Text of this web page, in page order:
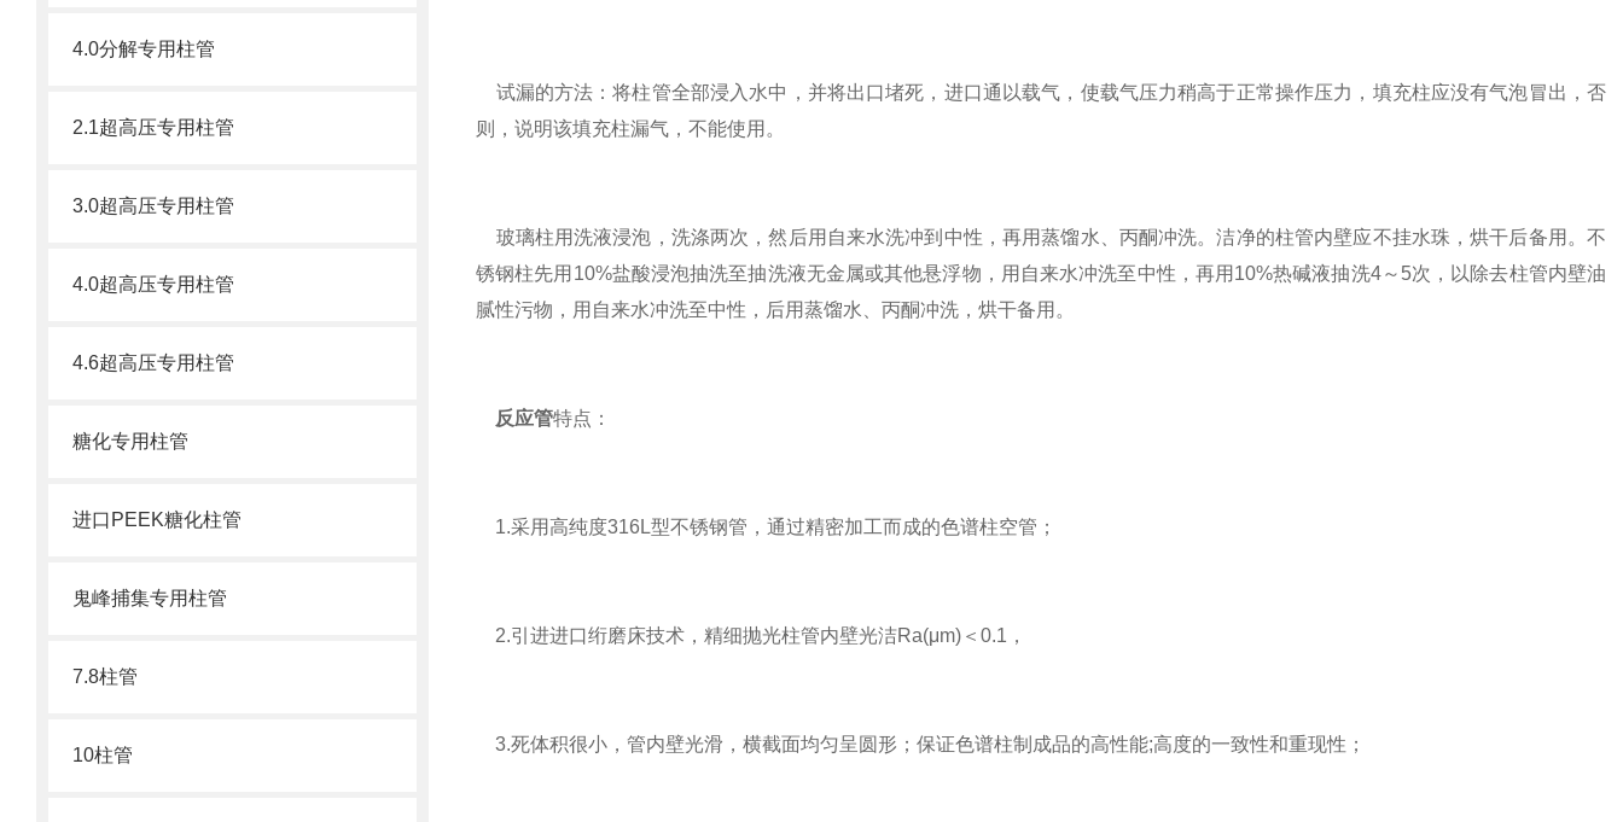
4.0分解专用柱管
2.1超高压专用柱管
3.0超高压专用柱管
4.0超高压专用柱管
4.6超高压专用柱管
糖化专用柱管
进口PEEK糖化柱管
鬼峰捕集专用柱管
7.8柱管
10柱管
试漏的方法：将柱管全部浸入水中，并将出口堵死，进口通以载气，使载气压力稍高于正常操作压力，填充柱应没有气泡冒出，否
则，说明该填充柱漏气，不能使用。
玻璃柱用洗液浸泡，洗涤两次，然后用自来水洗冲到中性，再用蒸馏水、丙酮冲洗。洁净的柱管内壁应不挂水珠，烘干后备用。不
锈钢柱先用10%盐酸浸泡抽洗至抽洗液无金属或其他悬浮物，用自来水冲洗至中性，再用10%热碱液抽洗4～5次，以除去柱管内壁油
腻性污物，用自来水冲洗至中性，后用蒸馏水、丙酮冲洗，烘干备用。
反应管特点：
1.采用高纯度316L型不锈钢管，通过精密加工而成的色谱柱空管；
2.引进进口绗磨床技术，精细抛光柱管内壁光洁Ra(μm)＜0.1，
3.死体积很小，管内壁光滑，横截面均匀呈圆形；保证色谱柱制成品的高性能;高度的一致性和重现性；